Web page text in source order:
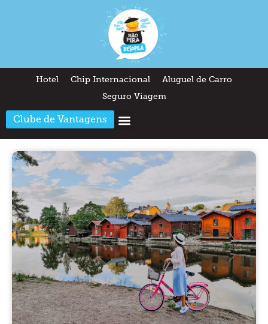
Hotel Chip Internacional
Aluguel de Carro
Seguro Viagem
Clube de Vantagens